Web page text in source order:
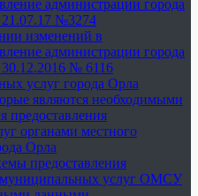
администрации города
№3274
изменений в
администрации города
№ 6116
услуг города Орла
являются необходимыми
предоставления
органами местного
Орла
предоставления
муниципальных услуг ОМСУ